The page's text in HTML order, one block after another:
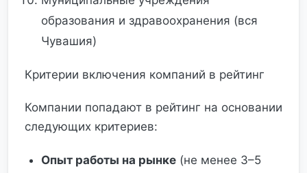
образования и здравоохранения (вся
Чувашия)
Критерии включения компаний в рейтинг
Компании попадают в рейтинг на основании
следующих критериев:
Опыт работы на рынке (не менее 3–5